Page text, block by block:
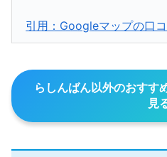
引用：Googleマップの口コ
らしんばん以外のおすす
見